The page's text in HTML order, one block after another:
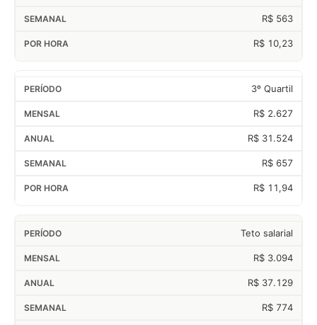
R$ 563
R$ 10,23
3º Quartil
R$ 2.627
R$ 31.524
R$ 657
R$ 11,94
Teto salarial
R$ 3.094
R$ 37.129
R$ 774